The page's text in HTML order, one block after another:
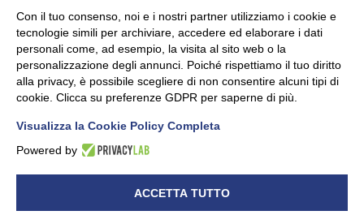
C.F. 00481790145 - N.REA SO-36426
PEC: unidata.sondrio@legalmail.it
Cap. soc. euro 100.000,00 i.v.
UNIDATA - Informativa privacy (per i clienti)
Con il tuo consenso, noi e i nostri partner utilizziamo i cookie e
tecnologie simili per archiviare, accedere ed elaborare i dati
personali come, ad esempio, la visita al sito web o la
personalizzazione degli annunci. Poiché rispettiamo il tuo diritto
alla privacy, è possibile scegliere di non consentire alcuni tipi di
cookie. Clicca su preferenze GDPR per saperne di più.
Visualizza la Cookie Policy Completa
Powered by
ACCETTA TUTTO